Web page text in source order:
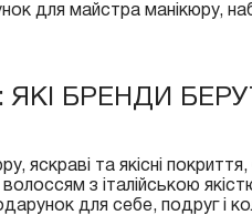
для майстра манікюру,
БРЕНДИ
яскраві та якісні
з італійською
для себе, подруг і